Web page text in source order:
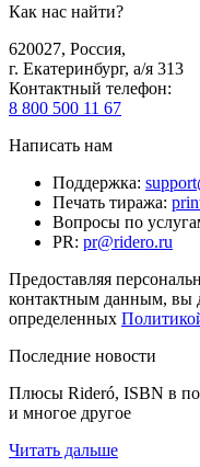
Как нас найти?
620027, Россия,
г. Екатеринбург, а/я 313
Контактный телефон:
8 800 500 11 67
Написать нам
Поддержка:
Печать тиража:
Вопросы по
PR: pr@ridero.ru
Предоставляя
контактным данным, вы
определенных
Последние новости
Плюсы Rideró, ISBN в
и многое другое
Читать дальше